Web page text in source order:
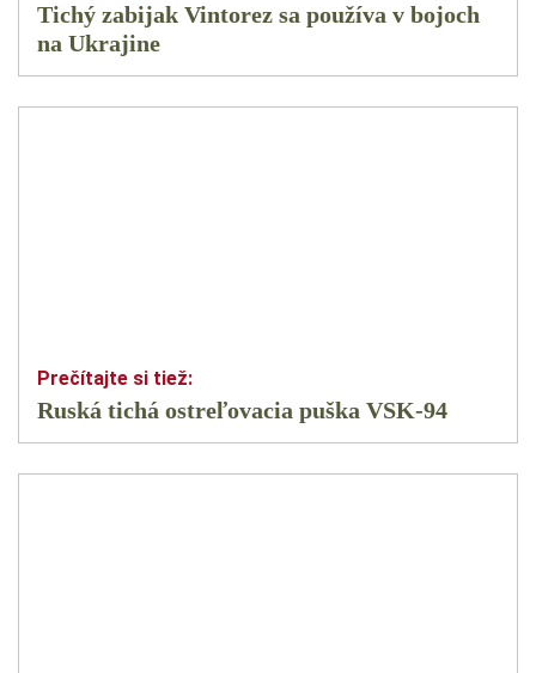
Tichý zabijak Vintorez sa používa v bojoch
na Ukrajine
Ruská tichá ostreľovacia puška VSK-94